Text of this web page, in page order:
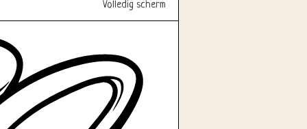
Volledig scherm